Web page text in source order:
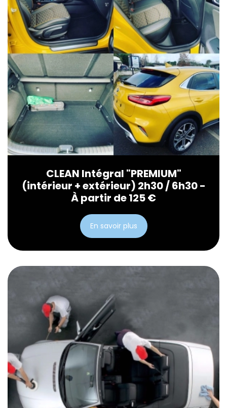
CLEAN Intégral "PREMIUM"
(intérieur + extérieur) 2h30 / 6h30 -
À partir de 125 €
En savoir plus